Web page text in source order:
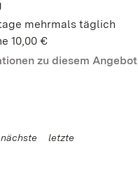
mehrmals täglich
10,00 €
zu diesem Angebot
nächste letzte